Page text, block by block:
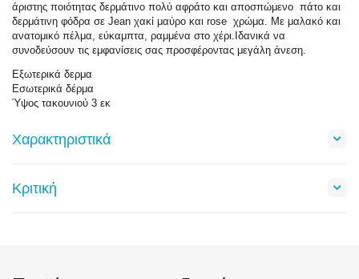
άριστης ποιότητας δερμάτινο πολύ αφράτο και αποσπώμενο πάτο και
δερμάτινη φόδρα σε Jean χακί μαύρο και rose χρώμα. Με μαλακό και
ανατομικό πέλμα, εύκαμπτα, ραμμένα στο χέρι.Ιδανικά να
συνοδεύσουν τις εμφανίσεις σας προσφέροντας μεγάλη άνεση.
Εξωτερικά δερμα
Εσωτερικά δέρμα
Ύψος τακουνιού 3 εκ
Χαρακτηριστικά
Κριτική